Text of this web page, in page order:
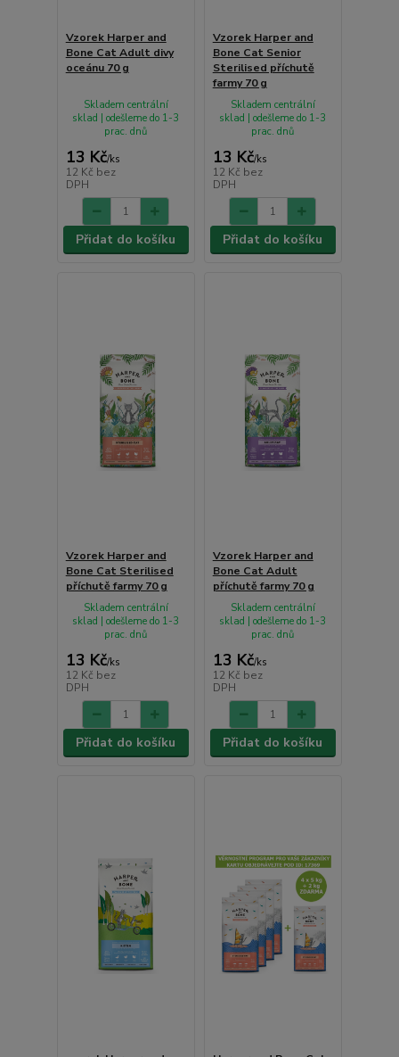
Vzorek Harper and
Bone Cat Adult divy
oceánu 70 g
13 Kč/ks
12 Kč bez
DPH
Skladem centrální
sklad | odešleme do 1-3
prac. dnů
Přidat do košíku
Vzorek Harper and
Bone Cat Senior
Sterilised příchutě
farmy 70 g
13 Kč/ks
12 Kč bez
DPH
Skladem centrální
sklad | odešleme do 1-3
prac. dnů
Přidat do košíku
Vzorek Harper and
Bone Cat Sterilised
příchutě farmy 70 g
13 Kč/ks
12 Kč bez
DPH
Skladem centrální
sklad | odešleme do 1-3
prac. dnů
Přidat do košíku
Vzorek Harper and
Bone Cat Adult
příchutě farmy 70 g
13 Kč/ks
12 Kč bez
DPH
Skladem centrální
sklad | odešleme do 1-3
prac. dnů
Přidat do košíku